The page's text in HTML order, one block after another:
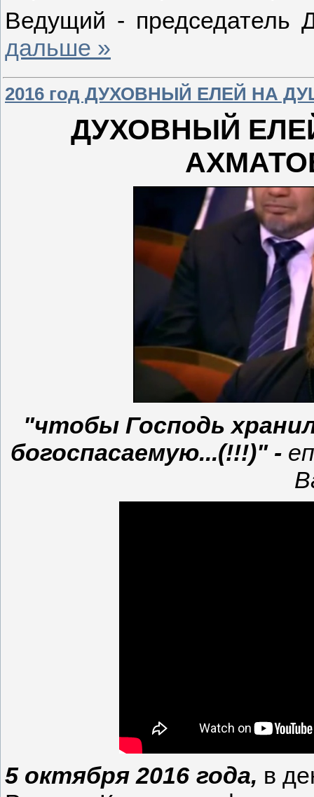
Ведущий - председатель
дальше »
2016 год ДУХОВНЫЙ ЕЛЕЙ НА
ДУХОВНЫЙ
"чтобы Господь
богоспасаемую...(!!!)" -
5 октября 2016 года, в